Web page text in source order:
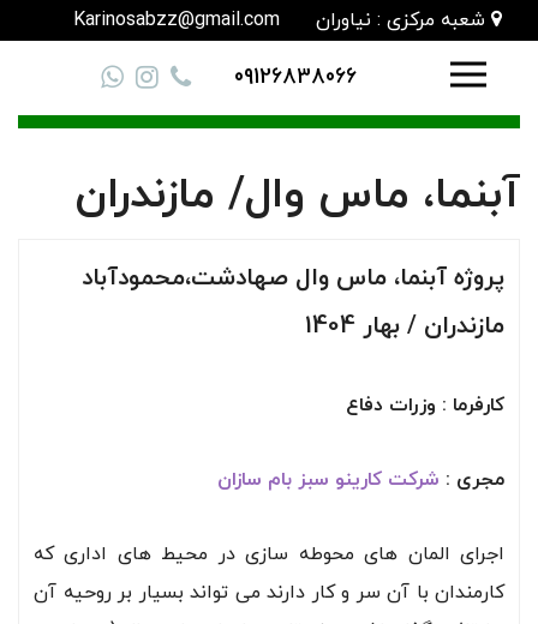
شعبه مرکزی : نیاوران Karinosabzz@gmail.com
09126838066
آبنما، ماس وال/ مازندران
پروژه آبنما، ماس وال صهادشت،محمودآباد
مازندران / بهار 1404
کارفرما : وزرات دفاع
مجری : شرکت کارینو سبز بام سازان
اجرای المان های محوطه سازی در محیط های اداری که
کارمندان با آن سر و کار دارند می تواند بسیار بر روحیه آن